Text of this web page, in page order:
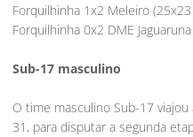
Forquilhinha 1x2 Meleiro
Forquilhinha 0x2 DME
Sub-17 masculino
O time masculino Sub-17
31, para disputar a segunda